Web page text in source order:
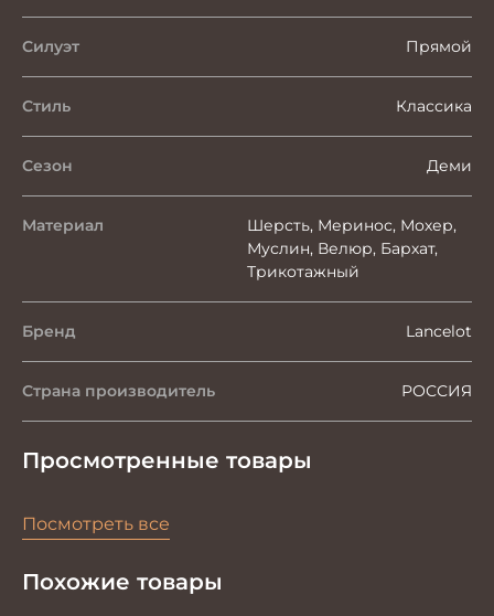
Силуэт Прямой
Стиль Классика
Сезон Деми
Материал
Шерсть, Меринос, Мохер,
Муслин, Велюр, Бархат,
Трикотажный
Бренд Lancelot
Страна производитель РОССИЯ
Просмотренные товары
Посмотреть все
Похожие товары